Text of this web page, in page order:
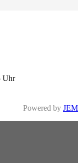
Uhr
Powered by JEM